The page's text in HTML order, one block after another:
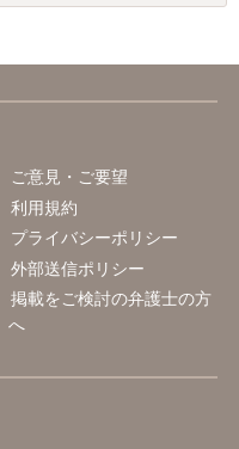
ご意見・ご要望
利用規約
プライバシーポリシー
外部送信ポリシー
掲載をご検討の弁護士の方
へ